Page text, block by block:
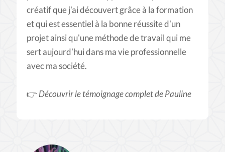
créatif que j'ai découvert grâce à la formation
et qui est essentiel à la bonne réussite d'un
projet ainsi qu'une méthode de travail qui me
sert aujourd'hui dans ma vie professionnelle
avec ma société.
​👉 Découvrir le témoignage complet de Pauline